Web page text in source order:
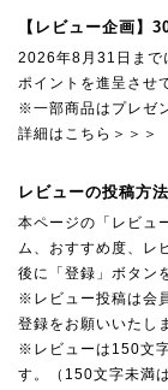
【レビュー企画】
2026年8月31日まで
ポイントを進呈させ
※一部商品はプレゼ
詳細はこちら＞＞＞
レビューの投稿方法
本ページの「レビュ
ム、おすすめ度、レ
後に「登録」ボタン
※レビュー投稿は会
登録をお願いいたし
※レビューは150文
す。（150文字未満